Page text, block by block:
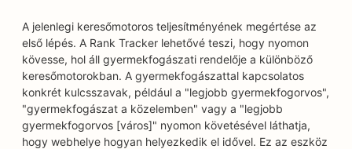
A jelenlegi keresőmotoros teljesítményének megértése az
első lépés. A Rank Tracker lehetővé teszi, hogy nyomon
kövesse, hol áll gyermekfogászati rendelője a különböző
keresőmotorokban. A gyermekfogászattal kapcsolatos
konkrét kulcsszavak, például a "legjobb gyermekfogorvos",
"gyermekfogászat a közelemben" vagy a "legjobb
gyermekfogorvos [város]" nyomon követésével láthatja,
hogy webhelye hogyan helyezkedik el idővel. Ez az eszköz